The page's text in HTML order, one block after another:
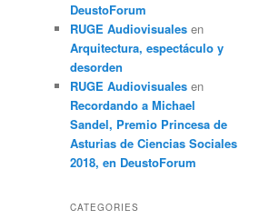
DeustoForum
RUGE Audiovisuales en
Arquitectura, espectáculo y
desorden
RUGE Audiovisuales en
Recordando a Michael
Sandel, Premio Princesa de
Asturias de Ciencias Sociales
2018, en DeustoForum
CATEGORIES